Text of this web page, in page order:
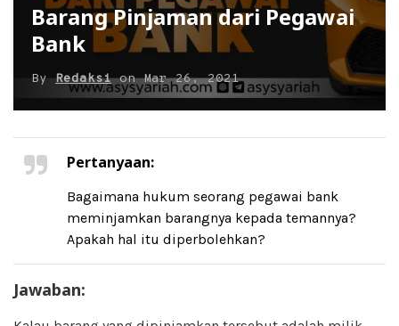
Barang Pinjaman dari Pegawai
Bank
ByRedaksionMar 26, 2021
Pertanyaan:
Bagaimana hukum seorang pegawai bank
meminjamkan barangnya kepada temannya?
Apakah hal itu diperbolehkan?
Jawaban: